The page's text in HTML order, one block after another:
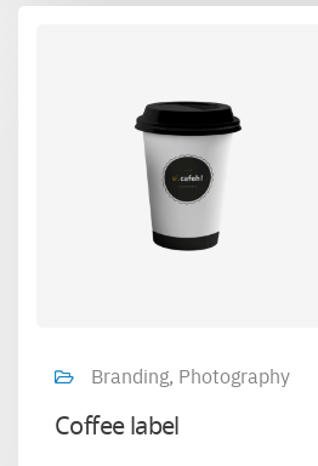
Branding, Photography
Coffee label